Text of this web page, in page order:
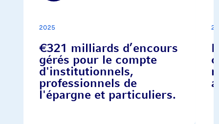
2025
€321 milliards d’encours
gérés pour le compte
d'institutionnels,
professionnels de
l'épargne et particuliers.